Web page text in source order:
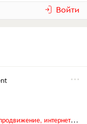
Войти
Digital (web-дизайн, интернет-реклама и продвижение, интернет-сообщества и блоги, интернет-коммуникации, мобильный маркетинг, реклама на цифровых экранах)